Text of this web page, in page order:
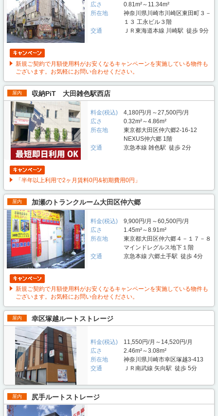
広さ
0.81m²～11.34m²
所在地
神奈川県川崎市川崎区東田町３－
１３ 工永ビル３階
交通
ＪＲ東海道本線 川崎駅 徒歩 9分
新規ご契約で月額使用料がお安くなるキャンペーンを実施している物件も
ございます。お気軽にお問い合わせください。
屋内 収納PiT 大田雑色駅西店
料金(税込)
4,180円/月～27,500円/月
広さ
0.32m²～4.86m²
所在地
東京都大田区仲六郷2-16-12
NEXUS仲六郷 1階
交通
京急本線 雑色駅 徒歩 2分
「半年以上利用で2ヶ月賃料0円&初期費用0円」
屋内 加瀬のトランクルーム大田区仲六郷
料金(税込)
9,900円/月～60,500円/月
広さ
1.45m²～8.91m²
所在地
東京都大田区仲六郷４－１７－８
マインドレグルス地下１階
交通
京急本線 六郷土手駅 徒歩 4分
新規ご契約で月額使用料がお安くなるキャンペーンを実施している物件も
ございます。お気軽にお問い合わせください。
屋内 幸区塚越ルートストレージ
料金(税込)
11,550円/月～14,520円/月
広さ
2.46m²～3.08m²
所在地
神奈川県川崎市幸区塚越3-413
交通
ＪＲ南武線 矢向駅 徒歩 5分
屋内 尻手ルートストレージ